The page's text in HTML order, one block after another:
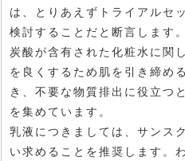
は、とりあえずトライアルセ
検討することだと断言します。
炭酸が含有された化粧水に関
を良くするため肌を引き締め
き、不要な物質排出に役立つ
を集めています。
乳液につきましては、サンス
い求めることを推奨します。